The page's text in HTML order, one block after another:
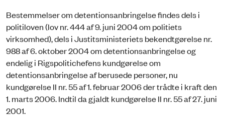
Bestemmelser om detentionsanbringelse findes dels i
politiloven (lov nr. 444 af 9. juni 2004 om politiets
virksomhed), dels i Justitsministeriets bekendtgørelse nr.
988 af 6. oktober 2004 om detentionsanbringelse og
endelig i Rigspolitichefens kundgørelse om
detentionsanbringelse af berusede personer, nu
kundgørelse II nr. 55 af 1. februar 2006 der trådte i kraft den
1. marts 2006. Indtil da gjaldt kundgørelse II nr. 55 af 27. juni
2001.